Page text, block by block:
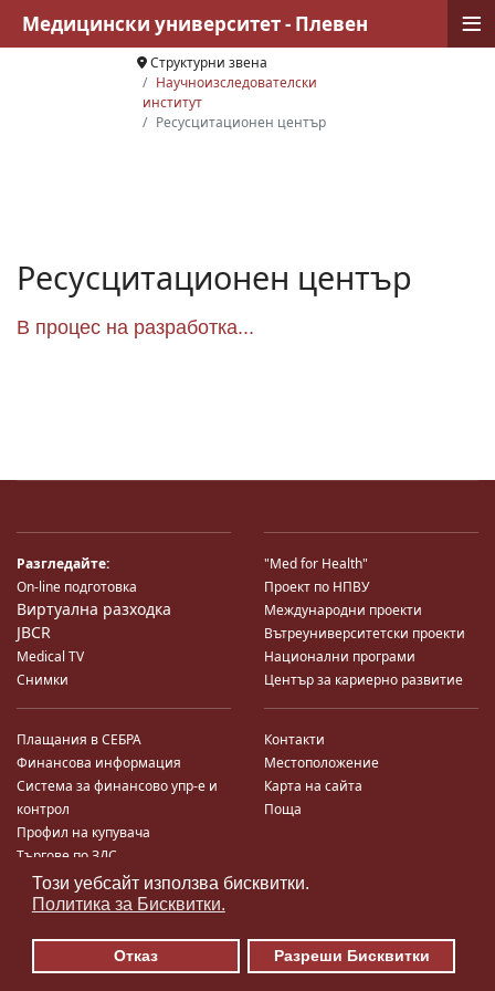
Този уебсайт използва бисквитки.
Политика за Бисквитки.
Отказ Разреши Бисквитки
Структурни звена
Научноизследователски
институт
Ресусцитационен център
Ресусцитационен център
В процес на разработка...
Разгледайте:
On-line подготовка
Виртуална разходка
JBCR
Medical TV
Снимки
"Med for Health"
Проект по НПВУ
Международни проекти
Вътреуниверситетски проекти
Национални програми
Център за кариерно развитие
Плащания в СЕБРА
Финансова информация
Система за финансово упр-е и
контрол
Профил на купувача
Търгове по ЗДС
Контакти
Местоположение
Карта на сайта
Поща
Медицински университет - Плевен ≡